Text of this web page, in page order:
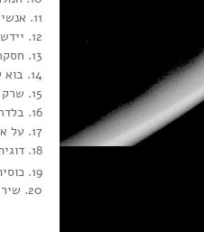
11. אנשי הדממה
12. יידשע פיראטען
13. חסקה
14. בוא לים
15. שרק יהיה הים שקט
16. בלדה לאי גרין
17. על אם הדרך
18. דוגית נוסעת
19. כוסית לפלי’ם
20. שיר הקברניט